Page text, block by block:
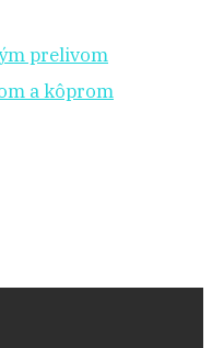
prelivom
a kôprom